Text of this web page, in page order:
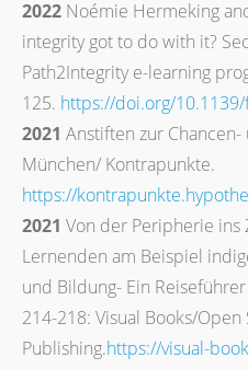
2022 Noémie Hermeking
integrity got to do with it?
Path2Integrity e-learning
125. https://doi.org/
2021 Anstiften zur
München/ Kontrapunkte.
https://
2021 Von der Peripherie
Lernenden am Beispiel
und Bildung- Ein
214-218: Visual Books/Open
Publishing.https://visual-